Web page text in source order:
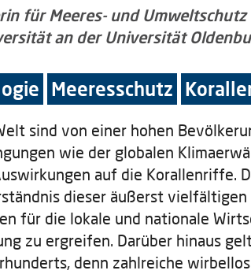
für Meeres- und
an der Universität
Meeresschutz
sind von einer hohen
wie der globalen
auf die Korallenriffe.
dieser äußerst vielfältigen
für die lokale und nationale
zu ergreifen. Darüber hinaus
denn zahlreiche